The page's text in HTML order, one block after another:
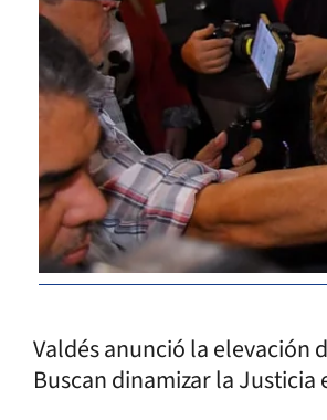
Valdés anunció la elevación
Buscan dinamizar la Justicia